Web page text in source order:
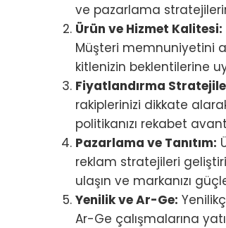
ve pazarlama
Ürün ve Hizmet Kalitesi:
Müşteri memnuniyetini
kitlenizin beklentilerine
Fiyatlandırma
rakiplerinizi dikkate
politikanızı rekabet
Pazarlama ve Tanıtım:
reklam stratejileri
ulaşın ve markanızı
Yenilik ve Ar-Ge:
Ar-Ge çalışmalarına